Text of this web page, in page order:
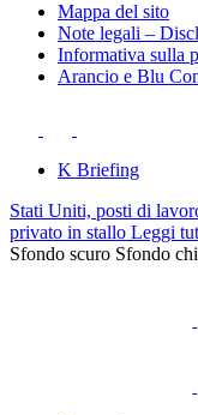
Mappa del sito
Note legali –
Informativa sulla
Arancio e Blu
K Briefing
Stati Uniti, posti di
privato in stallo Leggi
Sfondo scuro Sfondo